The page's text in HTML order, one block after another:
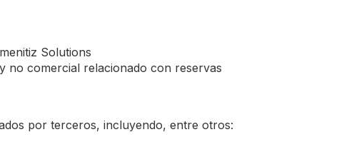
Solutions
no comercial relacionado con reservas
por terceros, incluyendo, entre otros: